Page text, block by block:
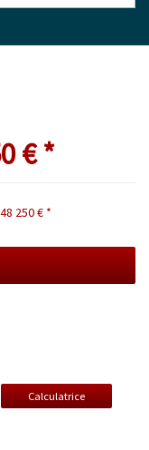
€ *
250 € *
Calculatrice